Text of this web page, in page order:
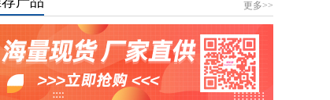
更多>>